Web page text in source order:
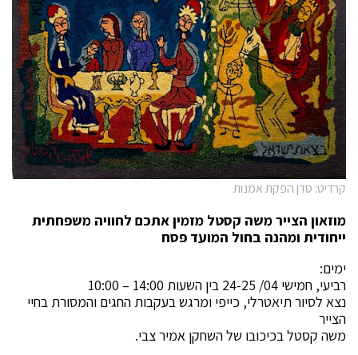
קרדיט: סדן הפקת אמנות
מוזאון הצייר משה קסטל מזמין אתכם לחוויה משפחתית
ייחודית ומהנה בחול המועד פסח
ימים:
רביעי, חמישי 04/ 24-25 בין השעות 14:00 – 10:00
נצא לסיור תיאטרלי, כייפי ומרגש בעקבות החגים והמסורת בחיי
הצייר
משה קסטל בכיכובו של השחקן אמיר צבי.